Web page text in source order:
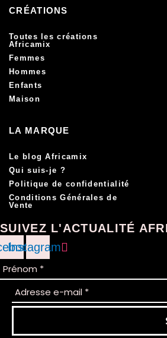
CRÉATIONS
Toutes les créations
Africamix
Femmes
Hommes
Enfants
Maison
LA MARQUE
Le blog Africamix
Qui suis-je ?
Politique de confidentialité
Conditions Générales de
Vente
SUIVEZ L'ACTUALITÉ
Instagram